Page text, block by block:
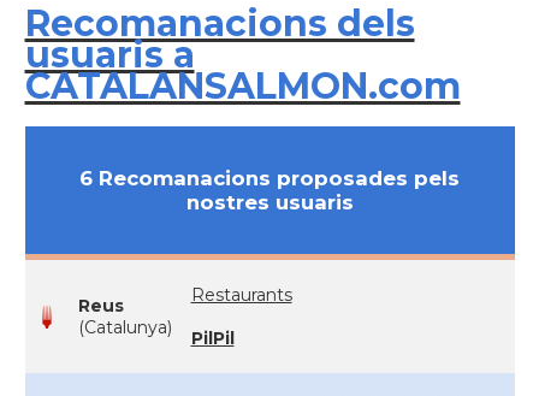
Recomanacions dels
usuaris a
CATALANSALMON.com
6 Recomanacions proposades pels
nostres usuaris
Reus
(Catalunya)
Restaurants
PilPil